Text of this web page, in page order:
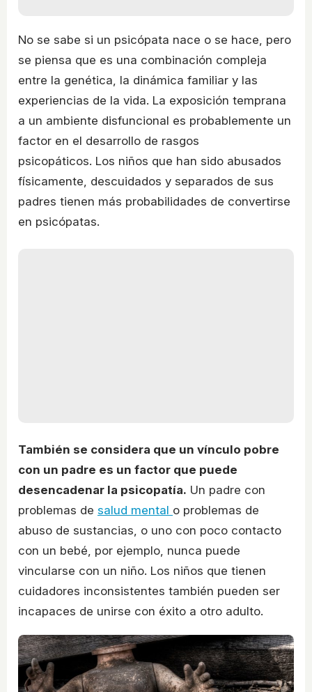
No se sabe si un psicópata nace o se hace, pero
se piensa que es una combinación compleja
entre la genética, la dinámica familiar y las
experiencias de la vida. La exposición temprana
a un ambiente disfuncional es probablemente un
factor en el desarrollo de rasgos
psicopáticos. Los niños que han sido abusados
físicamente, descuidados y separados de sus
padres tienen más probabilidades de convertirse
en psicópatas.
También se considera que un vínculo pobre
con un padre es un factor que puede
desencadenar la psicopatía. Un padre con
problemas de salud mental o problemas de
abuso de sustancias, o uno con poco contacto
con un bebé, por ejemplo, nunca puede
vincularse con un niño. Los niños que tienen
cuidadores inconsistentes también pueden ser
incapaces de unirse con éxito a otro adulto.